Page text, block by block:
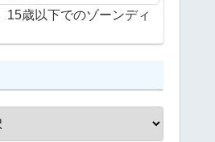
15歳以下でのゾーンディ